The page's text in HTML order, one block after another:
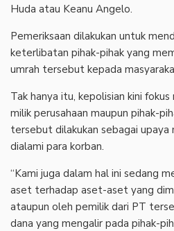
Huda atau Keanu Angelo.
‎Pemeriksaan dilakukan untuk
keterlibatan pihak-pihak yang
umrah tersebut kepada
‎Tak hanya itu, kepolisian kini
milik perusahaan maupun pihak-
tersebut dilakukan sebagai upaya
dialami para korban.
‎“Kami juga dalam hal ini sedang
aset terhadap aset-aset yang
ataupun oleh pemilik dari PT
dana yang mengalir pada pihak-